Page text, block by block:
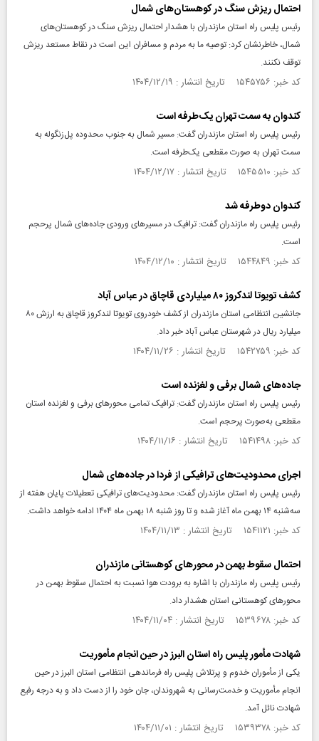
احتمال ریزش سنگ در کوهستان‌های شمال
رئیس پلیس راه استان مازندران با هشدار احتمال ریزش سنگ در کوهستان‌های
شمال، خاطرنشان کرد: توصیه ما به مردم و مسافران این است در نقاط مستعد ریزش
توقف نکنند.
کد خبر: ۱۵۴۵۷۵۶ تاریخ انتشار : ۱۴۰۴/۱۲/۱۹
کندوان به سمت تهران یک‌طرفه است
رئیس پلیس راه استان مازندران گفت: مسیر شمال به جنوب محدوده پل‌زنگوله به
سمت تهران به صورت مقطعی یک‌طرفه است.
کد خبر: ۱۵۴۵۵۱۰ تاریخ انتشار : ۱۴۰۴/۱۲/۱۷
کندوان دوطرفه شد
رئیس پلیس راه مازندران گفت: ترافیک در مسیرهای ورودی جاده‌های شمال پرحجم
است.
کد خبر: ۱۵۴۴۸۴۹ تاریخ انتشار : ۱۴۰۴/۱۲/۱۰
کشف تویوتا لندکروز ۸۰ میلیاردی قاچاق در عباس آباد
جانشین انتظامی استان مازندران از کشف خودروی تویوتا لندکروز قاچاق به ارزش ۸۰
میلیارد ریال در شهرستان عباس آباد خبر داد.
کد خبر: ۱۵۴۲۷۵۹ تاریخ انتشار : ۱۴۰۴/۱۱/۲۶
جاده‌های شمال برفی و لغزنده است
رئیس پلیس راه استان مازندران گفت: ترافیک تمامی محورهای برفی و لغزنده استان
مقطعی به‌صورت پرحجم است.
کد خبر: ۱۵۴۱۴۹۸ تاریخ انتشار : ۱۴۰۴/۱۱/۱۶
اجرای محدودیت‌های ترافیکی از فردا در جاده‌های شمال
رئیس پلیس راه استان مازندران گفت: محدودیت‌های ترافیکی تعطیلات پایان هفته از
سه‌شنبه ۱۴ بهمن ماه آغاز شده و تا روز شنبه ۱۸ بهمن ماه ۱۴۰۴ ادامه خواهد داشت.
کد خبر: ۱۵۴۱۱۲۱ تاریخ انتشار : ۱۴۰۴/۱۱/۱۳
احتمال سقوط بهمن در محورهای کوهستانی مازندران
رئیس پلیس راه مازندران با اشاره به برودت هوا نسبت به احتمال سقوط بهمن در
محورهای کوهستانی استان هشدار داد.
کد خبر: ۱۵۳۹۶۷۸ تاریخ انتشار : ۱۴۰۴/۱۱/۰۴
شهادت مأمور پلیس راه استان البرز در حین انجام مأموریت
یکی از مأموران خدوم و پرتلاش پلیس راه فرماندهی انتظامی استان البرز در حین
انجام مأموریت و خدمت‌رسانی به شهروندان، جان خود را از دست داد و به درجه رفیع
شهادت نائل آمد.
کد خبر: ۱۵۳۹۳۷۸ تاریخ انتشار : ۱۴۰۴/۱۱/۰۱